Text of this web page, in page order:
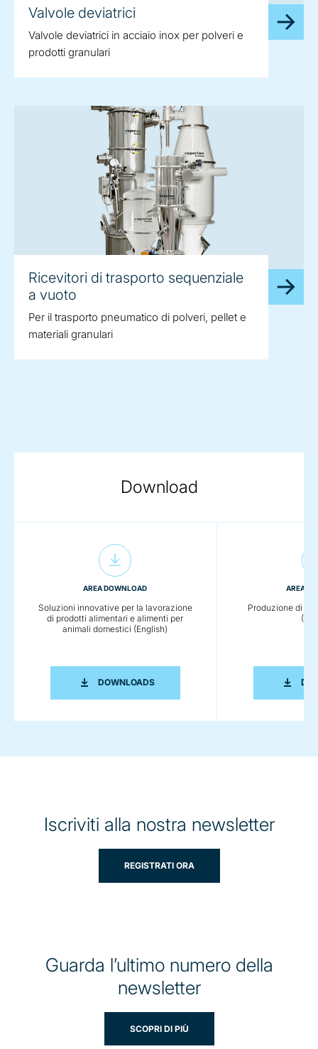
Valvole deviatrici
Valvole deviatrici in acciaio inox per polveri e
prodotti granulari
Ricevitori di trasporto sequenziale
a vuoto
Per il trasporto pneumatico di polveri, pellet e
materiali granulari
Download
AREA DOWNLOAD
Soluzioni innovative per la lavorazione
di prodotti alimentari e alimenti per
animali domestici (English)
DOWNLOADSSOLUZIONI INNOVATIVE PER LA
AREA
Produzione di
Iscriviti alla nostra newsletter
REGISTRATI ORA
Guarda l’ultimo numero della
newsletter
SCOPRI DI PIÙ